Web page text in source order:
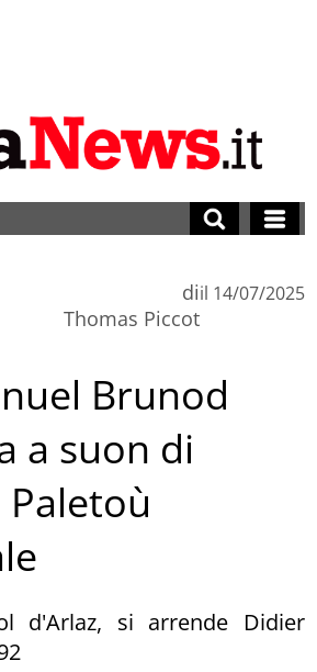
di
Thomas Piccot
il 14/07/2025
Brunod
a suon di
d'Arlaz, si arrende Didier